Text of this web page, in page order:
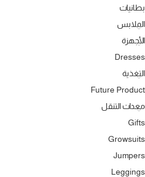
بطانيات
الملابس
الأجهزة
Dresses
التغذية
Future Product
معدات التنقل
Gifts
Growsuits
Jumpers
Leggings